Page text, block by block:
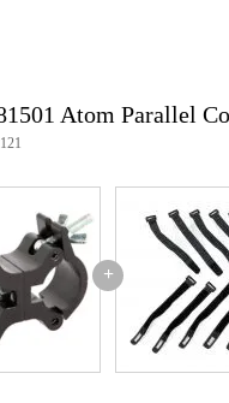
Atom Parallel
+